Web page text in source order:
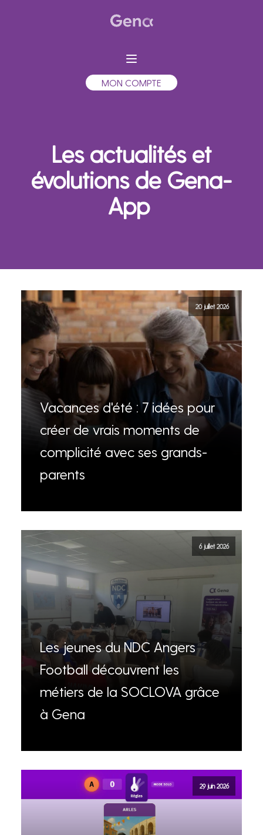
MON COMPTE
Les actualités et
évolutions de Gena-
App
20 juillet 2026
Vacances d'été : 7 idées pour
créer de vrais moments de
complicité avec ses grands-
parents
6 juillet 2026
Les jeunes du NDC Angers
Football découvrent les
métiers de la SOCLOVA grâce
à Gena
29 juin 2026